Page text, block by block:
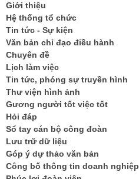
Giới thiệu
Hệ thống tổ chức
Tin tức - Sự kiện
Văn bản chỉ đạo điều hành
Chuyên đề
Lịch làm việc
Tin tức, phóng sự truyền hình
Thư viện hình ảnh
Gương người tốt việc tốt
Hỏi đáp
Sổ tay cán bộ công đoàn
Lưu trữ dữ liệu
Góp ý dự thảo văn bản
Công bố thông tin doanh nghiệp